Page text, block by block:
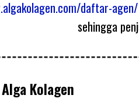
daftar-agen/
sehingga
Kolagen